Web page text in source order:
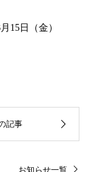
15日（金）
お知らせ一覧